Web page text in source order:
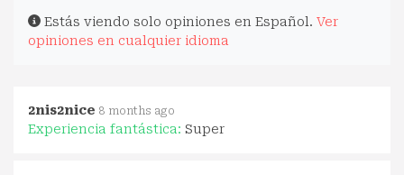
Estás viendo solo opiniones en Español. Ver
opiniones en cualquier idioma
2nis2nice 8 months ago
Experiencia fantástica: Super